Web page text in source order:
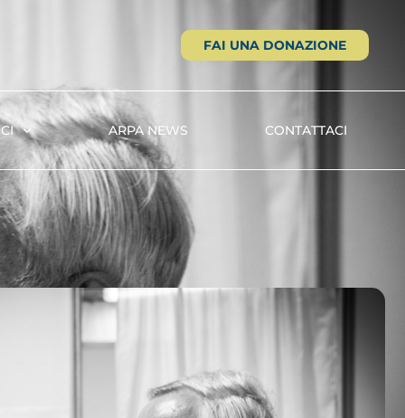
FAI UNA DONAZIONE
ARPA NEWS CONTATTACI